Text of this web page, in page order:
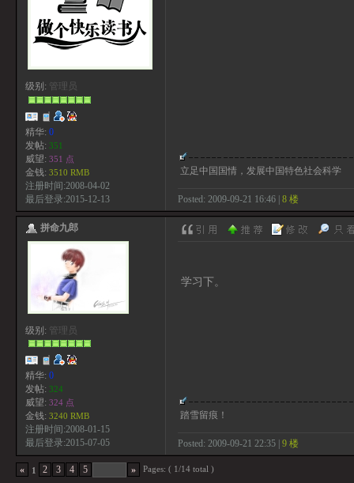
级别: 管理员
精华: 0
发帖: 351
威望: 351 点
金钱: 3510 RMB
注册时间:2008-04-02
最后登录:2015-12-13
立足中国国情，发展中国特色社会科学
Posted: 2009-09-21 16:46 | 8 楼
拼命九郎
级别: 管理员
精华: 0
发帖: 324
威望: 324 点
金钱: 3240 RMB
注册时间:2008-01-15
最后登录:2015-07-05
学习下。
踏雪留痕！
Posted: 2009-09-21 22:35 | 9 楼
« 1 2 3 4 5 » Pages: ( 1/14 total )